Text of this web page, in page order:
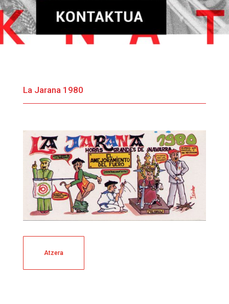
La Jarana 1980
Atzera